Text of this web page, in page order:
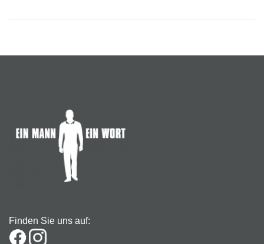
Finden Sie uns auf: